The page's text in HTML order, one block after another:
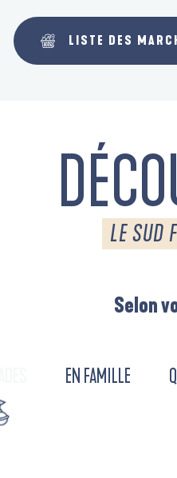
LISTE DES
LE SUD
Selon
EN FAMILLE